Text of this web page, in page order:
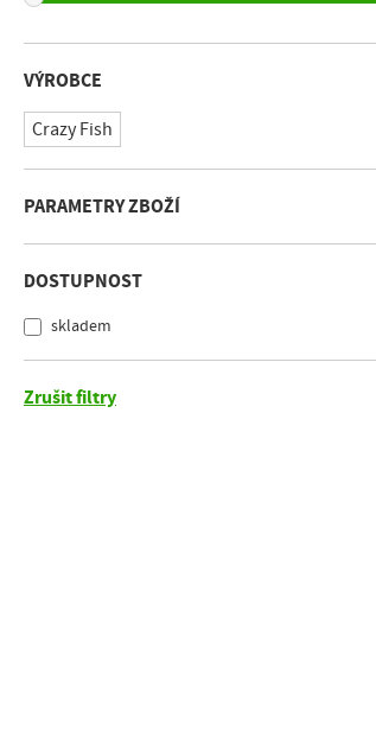
VÝROBCE
Crazy Fish
PARAMETRY ZBOŽÍ
DOSTUPNOST
skladem
Zrušit filtry